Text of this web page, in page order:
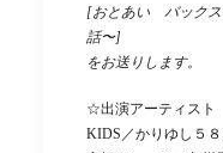
[おとあい バックス
話〜]
をお送りします。
☆出演アーティスト
KIDS／かりゆし５